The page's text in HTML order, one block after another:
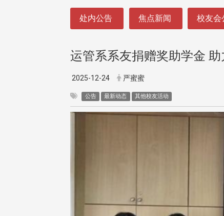
处内公告 焦点新闻 校友会
运管系系友捐赠奖助学金
2025-12-24 严蜜蜜
公告 最新动态 其他校友活动